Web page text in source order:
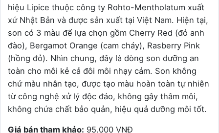
hiệu Lipice thuộc công ty Rohto-Mentholatum xuất
xứ Nhật Bản và được sản xuất tại Việt Nam. Hiện tại,
son có 3 màu để lựa chọn gồm Cherry Red (đỏ anh
đào), Bergamot Orange (cam cháy), Rasberry Pink
(hồng đỏ). Nhìn chung, đây là dòng son dưỡng an
toàn cho môi kẻ cả đôi môi nhạy cảm. Son không
chứ màu nhân tạo, được tạo màu hoàn toàn tự nhiên
từ công nghệ xử lý độc đáo, không gây thâm môi,
không chứa chất bảo quản, hiệu quả dưỡng môi tốt.
Giá bán tham khảo: 95.000 VNĐ